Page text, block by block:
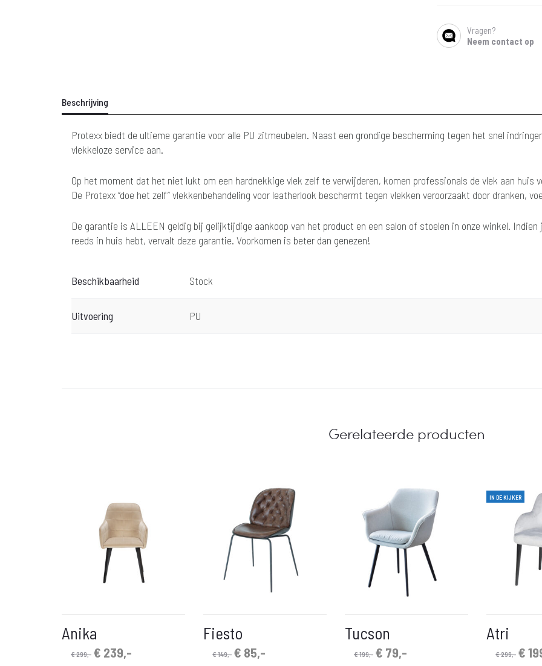
SHARE
Vragen?
Neem contact op
Beschrijving
Protexx biedt de ultieme garantie voor alle PU zitmeubelen. Naast een grondige bescherming tegen het snel
vlekkeloze service aan.
Op het moment dat het niet lukt om een hardnekkige vlek zelf te verwijderen, komen professionals de vlek aan huis
De Protexx “doe het zelf” vlekkenbehandeling voor leatherlook beschermt tegen vlekken veroorzaakt door dranken,
De garantie is ALLEEN geldig bij gelijktijdige aankoop van het product en een salon of stoelen in onze winkel.
reeds in huis hebt, vervalt deze garantie. Voorkomen is beter dan genezen!
Beschikbaarheid Stock
Uitvoering PU
Gerelateerde producten
Anika
€299,- Oorspronkelijke
€ 239,-
Fiesto
€149,- Oorspronkelijke
€ 85,-
Tucson
€199,- Oorspronkelijke
€ 79,-
IN DE KIJKER
Atri
€299,- €